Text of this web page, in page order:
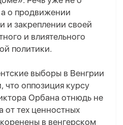
а о продвижении
и закреплении своей
и влиятельного
политики.
выборы в Венгрии
что оппозиция курсу
а Орбана отнюдь не
от тех ценностных
в венгерском